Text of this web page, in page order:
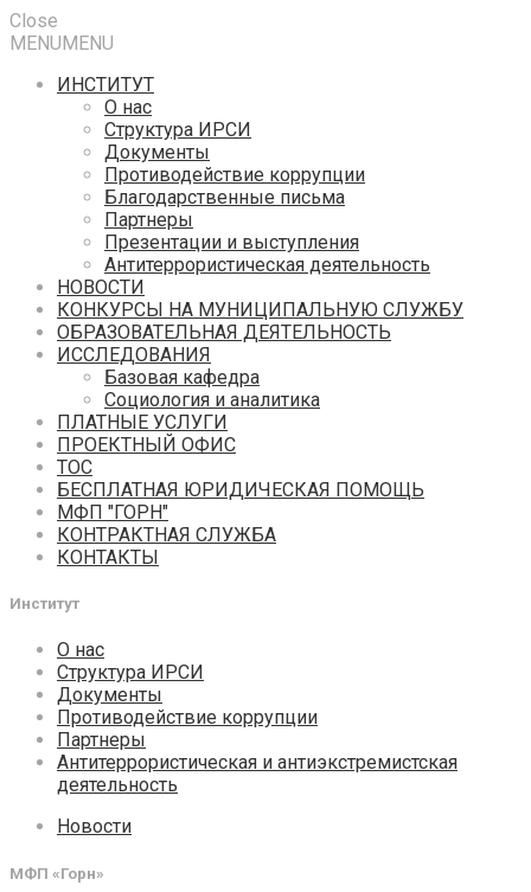
Close
MENUMENU
ИНСТИТУТ
О нас
Структура ИРСИ
Документы
Противодействие коррупции
Благодарственные письма
Партнеры
Презентации и выступления
Антитеррористическая деятельность
НОВОСТИ
КОНКУРСЫ НА МУНИЦИПАЛЬНУЮ СЛУЖБУ
ОБРАЗОВАТЕЛЬНАЯ ДЕЯТЕЛЬНОСТЬ
ИССЛЕДОВАНИЯ
Базовая кафедра
Социология и аналитика
ПЛАТНЫЕ УСЛУГИ
ПРОЕКТНЫЙ ОФИС
ТОС
БЕСПЛАТНАЯ ЮРИДИЧЕСКАЯ ПОМОЩЬ
МФП "ГОРН"
КОНТРАКТНАЯ СЛУЖБА
КОНТАКТЫ
Институт
О нас
Структура ИРСИ
Документы
Противодействие коррупции
Партнеры
Антитеррористическая и антиэкстремистская
деятельность
Новости
МФП «Горн»